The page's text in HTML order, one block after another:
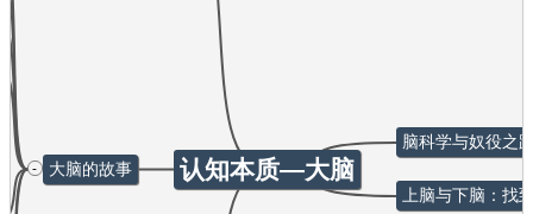
认知本质—大脑
脑科学与奴役之
-
大脑的故事
上脑与下脑：找